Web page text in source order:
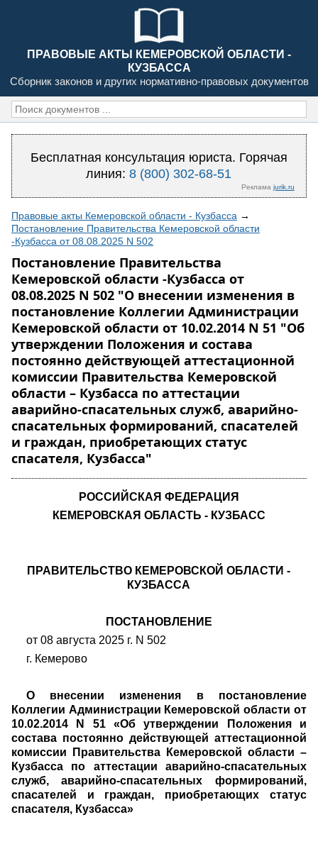
ПРАВОВЫЕ АКТЫ КЕМЕРОВСКОЙ ОБЛАСТИ -
КУЗБАССА
Сборник законов и других нормативно-правовых документов
Бесплатная консультация юриста. Горячая
линия:8 (800) 302-68-51
Реклама jurik.ru
Правовые акты Кемеровской области - Кузбасса →
Постановление Правительства Кемеровской области
-Кузбасса от 08.08.2025 N 502
Постановление Правительства
Кемеровской области -Кузбасса от
08.08.2025 N 502 "О внесении изменения в
постановление Коллегии Администрации
Кемеровской области от 10.02.2014 N 51 "Об
утверждении Положения и состава
постоянно действующей аттестационной
комиссии Правительства Кемеровской
области – Кузбасса по аттестации
аварийно-спасательных служб, аварийно-
спасательных формирований, спасателей
и граждан, приобретающих статус
спасателя, Кузбасса"
РОССИЙСКАЯ ФЕДЕРАЦИЯ
КЕМЕРОВСКАЯ ОБЛАСТЬ - КУЗБАСС
ПРАВИТЕЛЬСТВО КЕМЕРОВСКОЙ ОБЛАСТИ -
КУЗБАССА
ПОСТАНОВЛЕНИЕ
от 08 августа 2025 г. N 502
г. Кемерово
О внесении изменения в постановление
Коллегии Администрации Кемеровской области от
10.02.2014 N 51 «Об утверждении Положения и
состава постоянно действующей аттестационной
комиссии Правительства Кемеровской области –
Кузбасса по аттестации аварийно-спасательных
служб, аварийно-спасательных формирований,
спасателей и граждан, приобретающих статус
спасателя, Кузбасса»